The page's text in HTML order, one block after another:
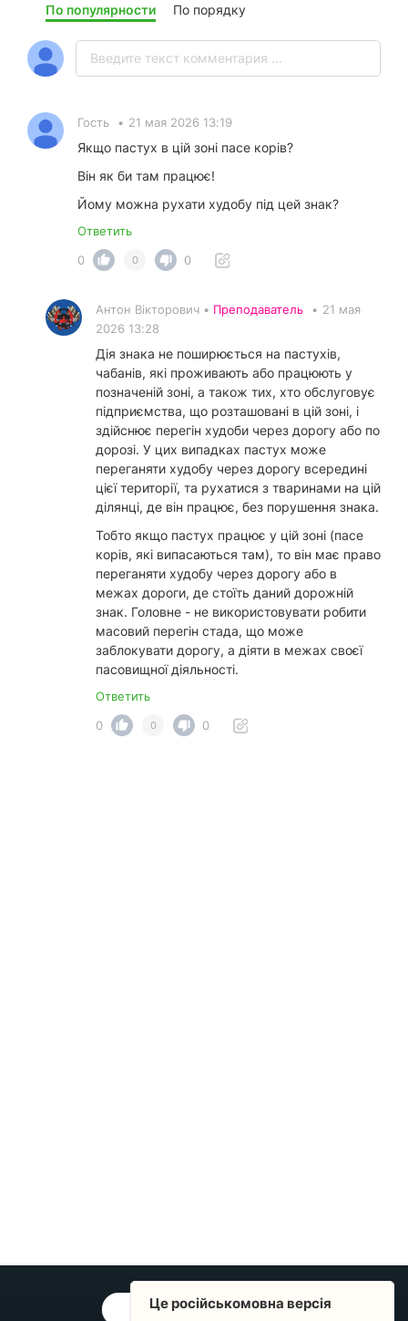
По популярности По порядку
Гость • 21 мая 2026 13:19
Якщо пастух в цій зоні пасе корів?
Він як би там працює!
Йому можна рухати худобу під цей знак?
Ответить
0
0 0
Антон Вікторович • Преподаватель • 21 мая
2026 13:28
Дія знака не поширюється на пастухів,
чабанів, які проживають або працюють у
позначеній зоні, а також тих, хто обслуговує
підприємства, що розташовані в цій зоні, і
здійснює перегін худоби через дорогу або по
дорозі. У цих випадках пастух може
переганяти худобу через дорогу всередині
цієї території, та рухатися з тваринами на цій
ділянці, де він працює, без порушення знака.
Тобто якщо пастух працює у цій зоні (пасе
корів, які випасаються там), то він має право
переганяти худобу через дорогу або в
межах дороги, де стоїть даний дорожній
знак. Головне - не використовувати робити
масовий перегін стада, що може
заблокувати дорогу, а діяти в межах своєї
пасовищної діяльності.
Ответить
0
0 0
ОБРАТНАЯ СВЯЗЬ
Це російськомовна версія